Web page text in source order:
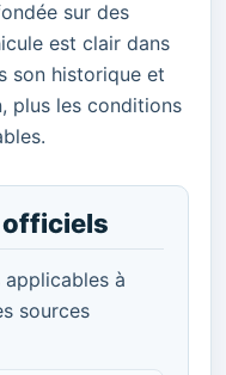
sur des
est clair dans
son historique et
plus les conditions
officiels
à
sources